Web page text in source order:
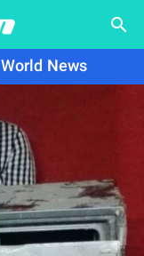
search
World News